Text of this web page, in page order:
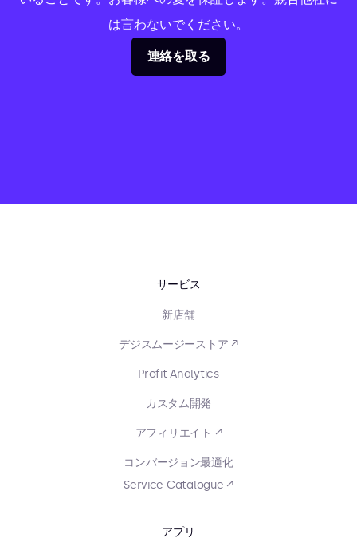
は言わないでください。
連絡を取る
サービス
新店舗
デジスムージーストア ↗
Profit Analytics
カスタム開発
アフィリエイト ↗
コンバージョン最適化
Service Catalogue ↗
アプリ